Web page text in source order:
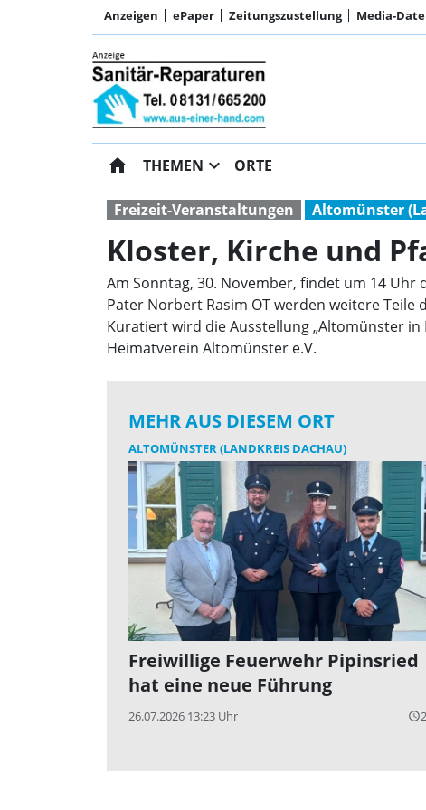
Anzeigen ePaper Zeitungszustellung Media-
home THEMEN expand_more ORTE
Freizeit-Veranstaltungen Altomünster
Kloster, Kirche und
Am Sonntag, 30. November, findet um 14
Pater Norbert Rasim OT werden weitere
Kuratiert wird die Ausstellung „Altomünster in
Heimatverein Altomünster e.V.
MEHR AUS DIESEM ORT
ALTOMÜNSTER (LANDKREIS DACHAU)
Freiwillige Feuerwehr Pipinsried
hat eine neue Führung
26.07.2026 13:23 Uhr query_builder